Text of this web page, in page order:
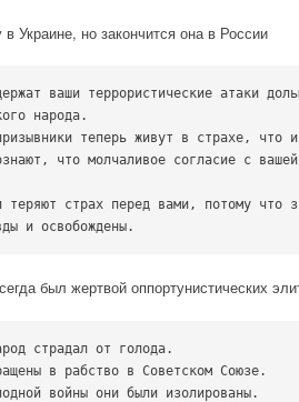
Украине, но закончится она в России
ваши террористические атаки
народа.
теперь живут в страхе, что
что молчаливое согласие с
теряют страх перед вами, потому что
и освобождены.
был жертвой оппортунистических
страдал от голода.
в рабство в Советском Союзе.
войны они были изолированы.